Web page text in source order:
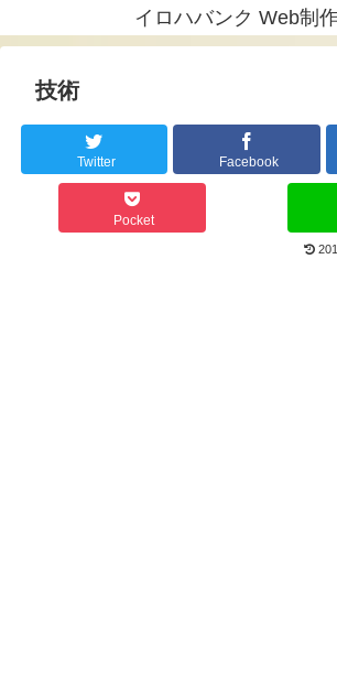
イロハバンク Web制
技術
Twitter Facebook
Pocket